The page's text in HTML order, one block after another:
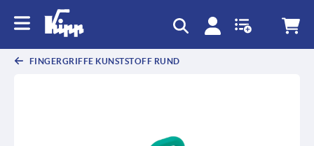
FINGERGRIFFE KUNSTSTOFF RUND